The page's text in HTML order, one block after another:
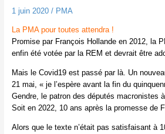
1 juin 2020 / PMA
La PMA pour toutes attendra !
Promise par François Hollande en 2012, la
enfin été votée par la REM et devrait être
Mais le Covid19 est passé par là. Un
21 mai, « je l’espère avant la fin du
Gendre, le patron des députés macronistes
Soit en 2022, 10 ans après la promesse de
Alors que le texte n’était pas satisfaisant à